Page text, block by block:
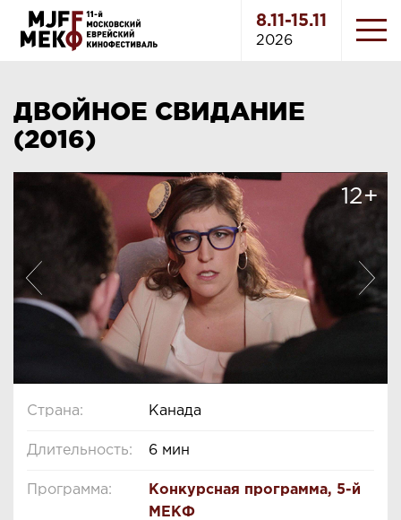
8.11-15.11
2026
ДВОЙНОЕ СВИДАНИЕ
(2016)
12+
Страна: Канада
Длительность: 6 мин
Программа: Конкурсная программа, 5-й
МЕКФ